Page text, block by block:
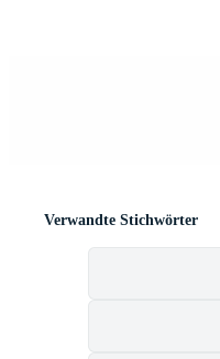
Verwandte Stichwörter